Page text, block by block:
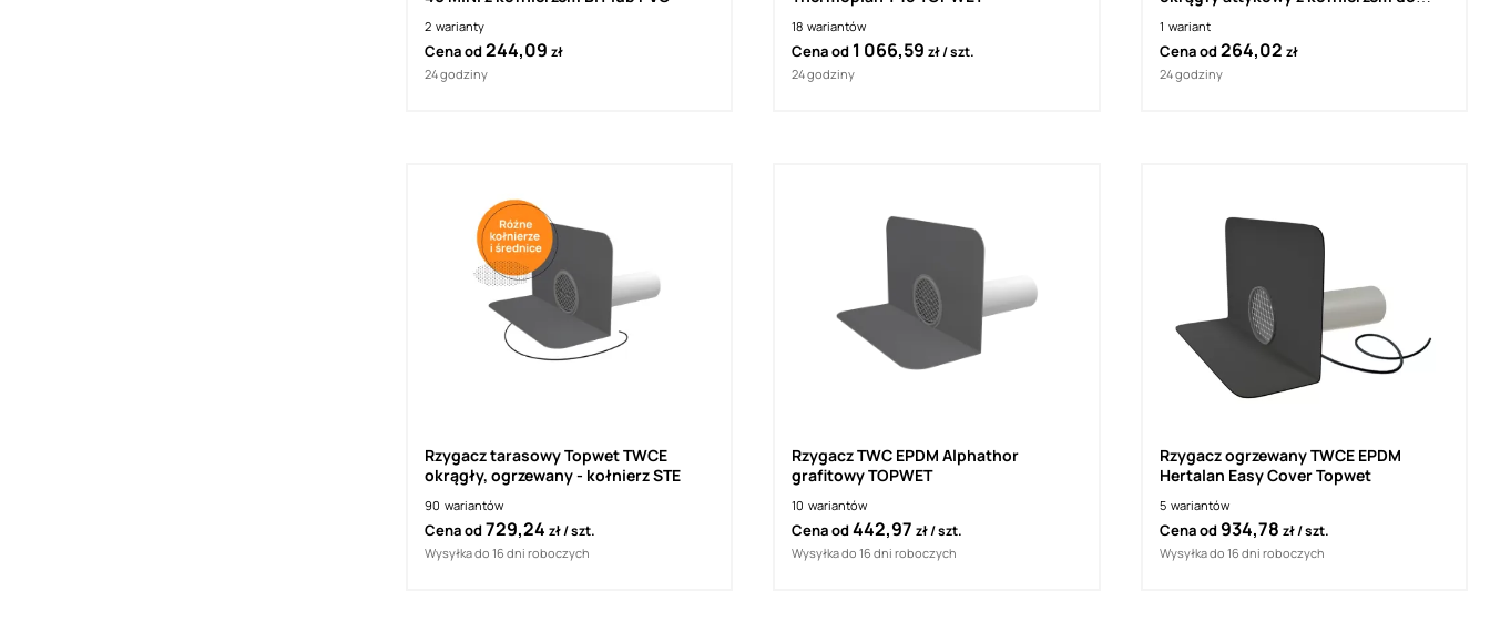
2 warianty
Cena od244,09 zł
24 godziny
18 wariantów
Cena od 1 066,59zł szt.
24 godziny
1 wariant
Cena od264,02 zł
24 godziny
Rzygacz tarasowy Topwet TWCE
okrągły, ogrzewany - kołnierz STE
90 wariantów
Cena od729,24 zł szt.
Wysyłka do 16 dni roboczych
Rzygacz TWC EPDM Alphathor
grafitowy TOPWET
10 wariantów
Cena od442,97zł szt.
Wysyłka do 16 dni roboczych
Rzygacz ogrzewany TWCE EPDM
Hertalan Easy Cover Topwet
5 wariantów
Cena od934,78 zł szt.
Wysyłka do 16 dni roboczych